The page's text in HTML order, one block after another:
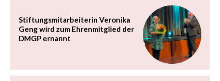
Stiftungsmitarbeiterin Veronika
Geng wird zum Ehrenmitglied der
DMGP ernannt